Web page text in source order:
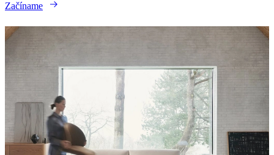
Začíname